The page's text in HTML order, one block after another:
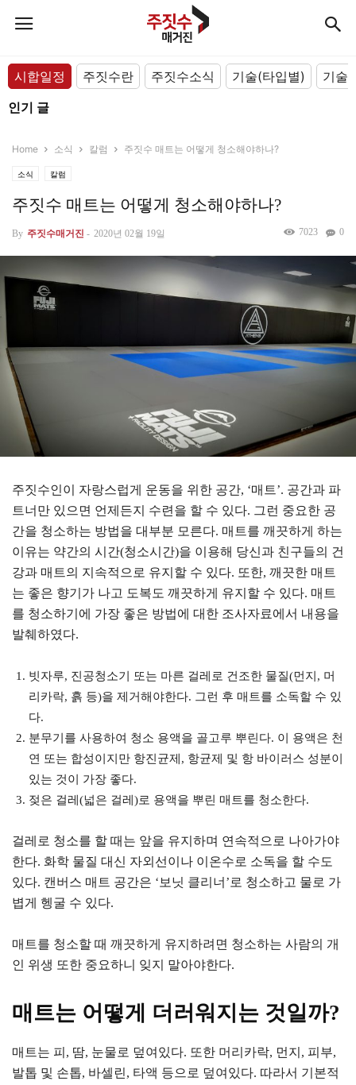
시합일정 주짓수란 주짓수소식 기술(타입별)
기술
인기 글
Home 소식 칼럼 주짓수 매트는 어떻게 청소해야하나?
소식 칼럼
주짓수 매트는 어떻게 청소해야하나?
By 주짓수매거진 - 2020년 02월 19일 0
7023
주짓수인이 자랑스럽게 운동을 위한 공간, ‘매트’. 공간과 파
트너만 있으면 언제든지 수련을 할 수 있다. 그런 중요한 공
간을 청소하는 방법을 대부분 모른다. 매트를 깨끗하게 하는
이유는 약간의 시간(청소시간)을 이용해 당신과 친구들의 건
강과 매트의 지속적으로 유지할 수 있다. 또한, 깨끗한 매트
는 좋은 향기가 나고 도복도 깨끗하게 유지할 수 있다. 매트
를 청소하기에 가장 좋은 방법에 대한 조사자료에서 내용을
발췌하였다.
빗자루, 진공청소기 또는 마른 걸레로 건조한 물질(먼지, 머
리카락, 흙 등)을 제거해야한다. 그런 후 매트를 소독할 수 있
다.
분무기를 사용하여 청소 용액을 골고루 뿌린다. 이 용액은 천
연 또는 합성이지만 항진균제, 항균제 및 항 바이러스 성분이
있는 것이 가장 좋다.
젖은 걸레(넓은 걸레)로 용액을 뿌린 매트를 청소한다.
걸레로 청소를 할 때는 앞을 유지하며 연속적으로 나아가야
한다. 화학 물질 대신 자외선이나 이온수로 소독을 할 수도
있다. 캔버스 매트 공간은 ‘보닛 클리너’로 청소하고 물로 가
볍게 헹굴 수 있다.
매트를 청소할 때 깨끗하게 유지하려면 청소하는 사람의 개
인 위생 또한 중요하니 잊지 말아야한다.
매트는 어떻게 더러워지는 것일까?
매트는 피, 땀, 눈물로 덮여있다. 또한 머리카락, 먼지, 피부,
발톱 및 손톱, 바셀린, 타액 등으로 덮여있다. 따라서 기본적